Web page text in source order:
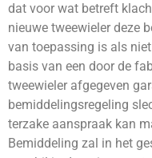
dat voor wat betreft
nieuwe tweewieler deze
van toepassing is als
basis van een door de
tweewieler afgegeven
bemiddelingsregeling
terzake aanspraak kan
Bemiddeling zal in het